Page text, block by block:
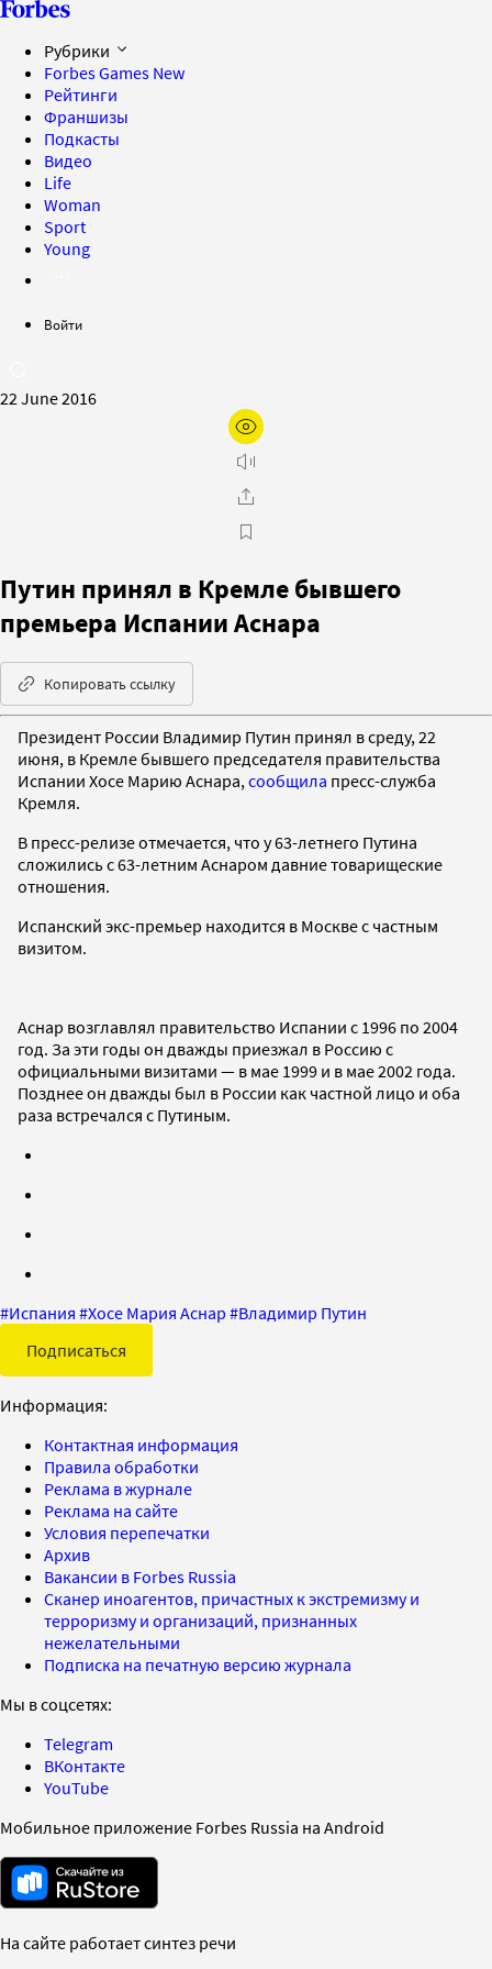
Рубрики
Forbes Games New
Рейтинги
Франшизы
Подкасты
Видео
Life
Woman
Sport
Young
Войти
22 June 2016
Путин принял в Кремле бывшего
премьера Испании Аснара
Копировать ссылку
Президент России Владимир Путин принял в среду, 22
июня, в Кремле бывшего председателя правительства
Испании Хосе Марию Аснара, сообщила пресс-служба
Кремля.
В пресс-релизе отмечается, что у 63-летнего Путина
сложились с 63-летним Аснаром давние товарищеские
отношения.
Испанский экс-премьер находится в Москве с частным
визитом.
Аснар возглавлял правительство Испании с 1996 по 2004
год. За эти годы он дважды приезжал в Россию с
официальными визитами — в мае 1999 и в мае 2002 года.
Позднее он дважды был в России как частной лицо и оба
раза встречался с Путиным.
#Испания #Хосе Мария Аснар #Владимир Путин
Подписаться
Информация:
Контактная информация
Правила обработки
Реклама в журнале
Реклама на сайте
Условия перепечатки
Архив
Вакансии в Forbes Russia
Сканер иноагентов, причастных к экстремизму и
терроризму и организаций, признанных
нежелательными
Подписка на печатную версию журнала
Мы в соцсетях:
Telegram
ВКонтакте
YouTube
Мобильное приложение Forbes Russia на Android
На сайте работает синтез речи